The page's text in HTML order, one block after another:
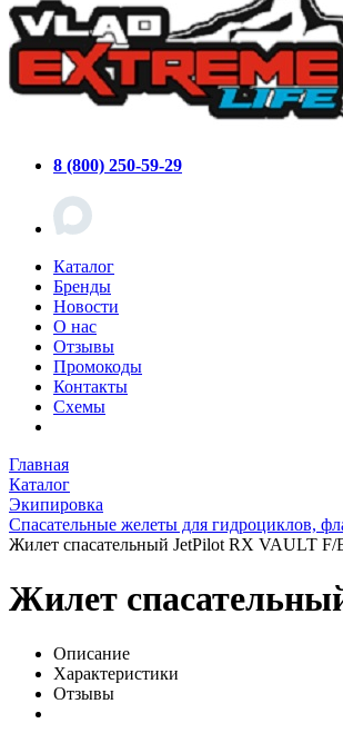
8 (800) 250-59-29
Каталог
Бренды
Новости
О нас
Отзывы
Промокоды
Контакты
Схемы
Главная
Каталог
Экипировка
Спасательные желеты для гидроциклов,
Жилет спасательный JetPilot RX VAULT
Жилет
Описание
Характеристики
Отзывы